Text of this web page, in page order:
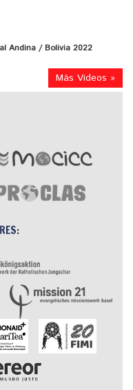
Andina / Bolivia 2022
Más Videos »